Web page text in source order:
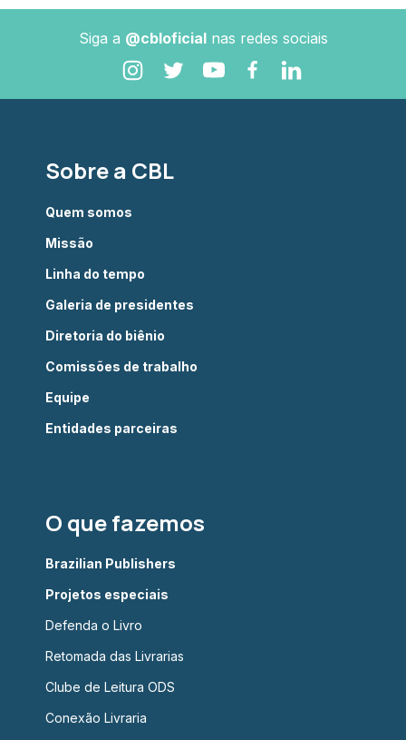
Siga a @cbloficialnas redes sociais
Sobre a CBL
Quem somos
Missão
Linha do tempo
Galeria de presidentes
Diretoria do biênio
Comissões de trabalho
Equipe
Entidades parceiras
O que fazemos
Brazilian Publishers
Projetos especiais
Defenda o Livro
Retomada das Livrarias
Clube de Leitura ODS
Conexão Livraria